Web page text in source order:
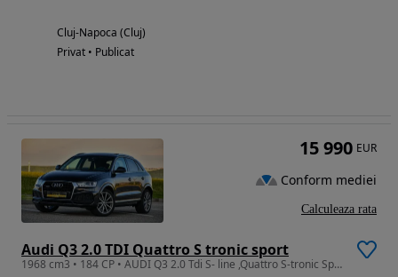
Cluj-Napoca (Cluj)
Privat • Publicat
Audi Q3 2.0 TDI Quattro S tronic sport
1968 cm3 • 184 CP • AUDI Q3 2.0 Tdi S- line ,Quattro S-tronic Sport 135 kw / 184 cp, ,
15 990 EUR
Conform mediei
Calculeaza rata